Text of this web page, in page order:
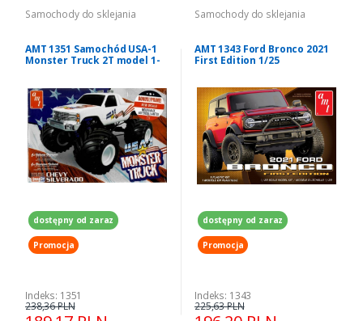
Samochody do sklejania
AMT 1351 Samochód USA-1
Monster Truck 2T model 1-
dostępny od zaraz
Promocja
Indeks: 1351
238,36 PLN
Samochody do sklejania
AMT 1343 Ford Bronco 2021
First Edition 1/25
dostępny od zaraz
Promocja
Indeks: 1343
225,63 PLN